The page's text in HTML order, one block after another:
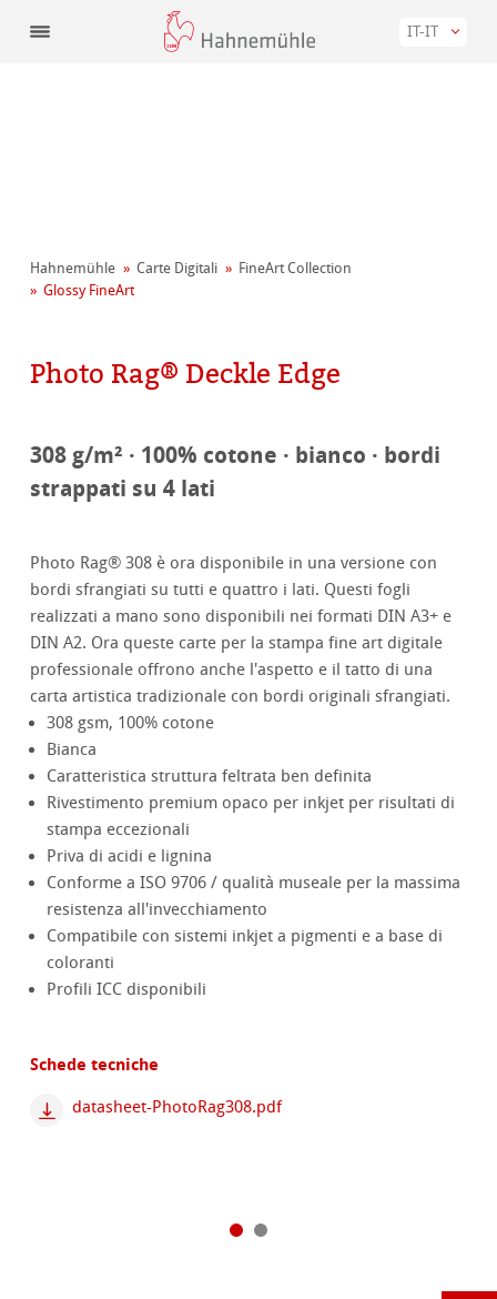
IT-IT
Hahnemühle Carte Digitali
FineArt Collection
Glossy FineArt
Photo Rag® Deckle Edge
308 g/m² · 100% cotone · bianco · bordi
strappati su 4 lati
Photo Rag® 308 è ora disponibile in una versione con
bordi sfrangiati su tutti e quattro i lati. Questi fogli
realizzati a mano sono disponibili nei formati DIN A3+ e
DIN A2. Ora queste carte per la stampa fine art digitale
professionale offrono anche l'aspetto e il tatto di una
carta artistica tradizionale con bordi originali sfrangiati.
308 gsm, 100% cotone
Bianca
Caratteristica struttura feltrata ben definita
Rivestimento premium opaco per inkjet per risultati di
stampa eccezionali
Priva di acidi e lignina
Conforme a ISO 9706 / qualità museale per la massima
resistenza all'invecchiamento
Compatibile con sistemi inkjet a pigmenti e a base di
coloranti
Profili ICC disponibili
Schede tecniche
datasheet-PhotoRag308.pdf